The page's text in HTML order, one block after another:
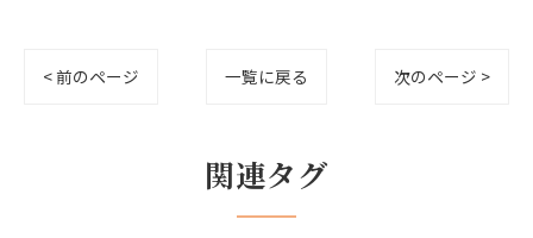
< 前のページ 一覧に戻る 次のページ >
関連タグ